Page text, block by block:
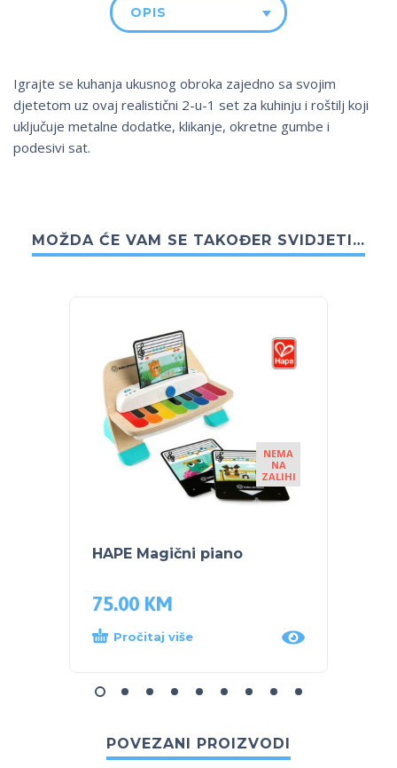
OPIS
Igrajte se kuhanja ukusnog obroka zajedno sa svojim
djetetom uz ovaj realistični 2-u-1 set za kuhinju i roštilj koji
uključuje metalne dodatke, klikanje, okretne gumbe i
podesivi sat.
MOŽDA ĆE VAM SE TAKOĐER SVIDJETI…
NEMA
NA
ZALIHI
HAPE Magični piano
75.00 KM
Pročitaj više
POVEZANI PROIZVODI